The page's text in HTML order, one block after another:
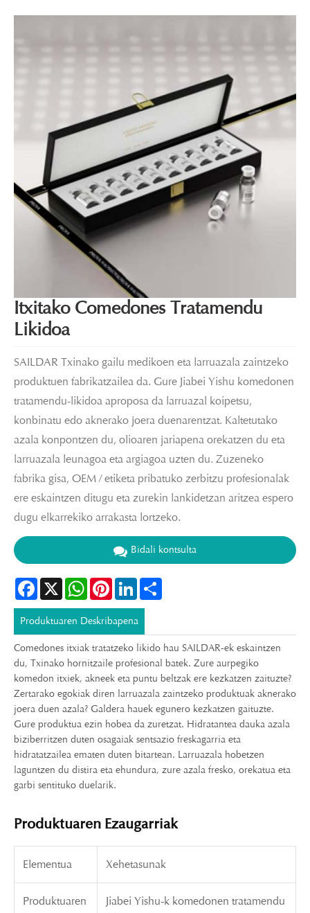
Itxitako Comedones Tratamendu
Likidoa
SAILDAR Txinako gailu medikoen eta larruazala zaintzeko
produktuen fabrikatzailea da. Gure Jiabei Yishu komedonen
tratamendu-likidoa aproposa da larruazal koipetsu,
konbinatu edo aknerako joera duenarentzat. Kaltetutako
azala konpontzen du, olioaren jariapena orekatzen du eta
larruazala leunagoa eta argiagoa uzten du. Zuzeneko
fabrika gisa, OEM / etiketa pribatuko zerbitzu profesionalak
ere eskaintzen ditugu eta zurekin lankidetzan aritzea espero
dugu elkarrekiko arrakasta lortzeko.
Bidali kontsulta
Facebook
X WhatsAppPinterestLinkedIn
Produktuaren Deskribapena
Comedones itxiak tratatzeko likido hau SAILDAR-ek eskaintzen
du, Txinako hornitzaile profesional batek. Zure aurpegiko
komedon itxiek, akneek eta puntu beltzak ere kezkatzen zaituzte?
Zertarako egokiak diren larruazala zaintzeko produktuak aknerako
joera duen azala? Galdera hauek egunero kezkatzen gaituzte.
Gure produktua ezin hobea da zuretzat. Hidratantea dauka azala
biziberritzen duten osagaiak sentsazio freskagarria eta
hidratatzailea ematen duten bitartean. Larruazala hobetzen
laguntzen du distira eta ehundura, zure azala fresko, orekatua eta
garbi sentituko duelarik.
Produktuaren Ezaugarriak
Elementua Xehetasunak
Produktuaren
Jiabei Yishu-k komedonen tratamendu